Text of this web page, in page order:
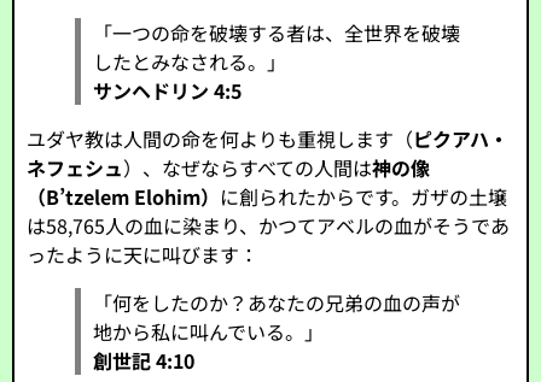
「一つの命を破壊する者は、全世界を破壊
したとみなされる。」
サンヘドリン 4:5
ユダヤ教は人間の命を何よりも重視します（ピクアハ・
ネフェシュ）、なぜならすべての人間は神の像
（B’tzelem Elohim） に創られたからです。ガザの土壌
は58,765人の血に染まり、かつてアベルの血がそうであ
ったように天に叫びます：
「何をしたのか？あなたの兄弟の血の声が
地から私に叫んでいる。」
創世記 4:10